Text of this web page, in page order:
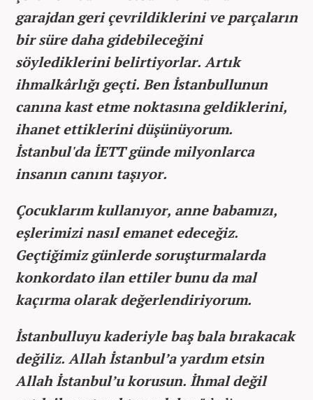
garajdan geri çevrildiklerini ve parçaların
bir süre daha gidebileceğini
söylediklerini belirtiyorlar. Artık
ihmalkârlığı geçti. Ben İstanbullunun
canına kast etme noktasına geldiklerini,
ihanet ettiklerini düşünüyorum.
İstanbul'da İETT günde milyonlarca
insanın canını taşıyor.
Çocuklarım kullanıyor, anne babamızı,
eşlerimizi nasıl emanet edeceğiz.
Geçtiğimiz günlerde soruşturmalarda
konkordato ilan ettiler bunu da mal
kaçırma olarak değerlendiriyorum.
İstanbulluyu kaderiyle baş bala bırakacak
değiliz. Allah İstanbul’a yardım etsin
Allah İstanbul’u korusun. İhmal değil